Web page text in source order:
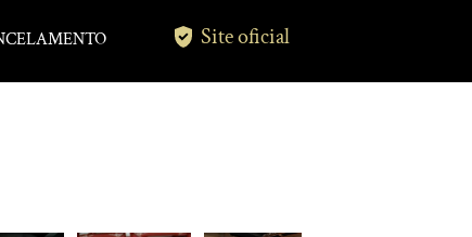
Site oficial